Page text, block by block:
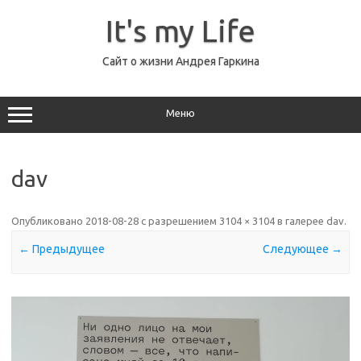
It's my Life
Сайт о жизни Андрея Гаркина
Меню
dav
Опубликовано 2018-08-28 с разрешением 3104 × 3104 в галерее dav.
← Предыдущее Следующее →